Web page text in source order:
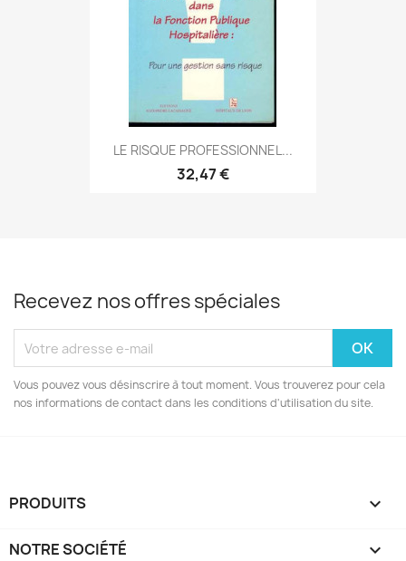
LE RISQUE PROFESSIONNEL...
32,47 €
Recevez nos offres spéciales
Vous pouvez vous désinscrire à tout moment. Vous trouverez pour cela
nos informations de contact dans les conditions d'utilisation du site.
PRODUITS 
NOTRE SOCIÉTÉ 